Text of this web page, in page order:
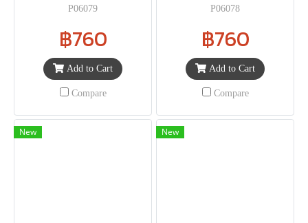
P06079
฿760
Add to Cart
Compare
P06078
฿760
Add to Cart
Compare
New New